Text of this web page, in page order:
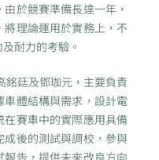
於競賽準備長達一年，
理論運用於實務上，不
耐力的考驗。
廷及鄧珈元，主要負責
體結構與需求，設計電
賽車中的實際應用具備
後的測試與調校，參與
告，提供未來改良方向